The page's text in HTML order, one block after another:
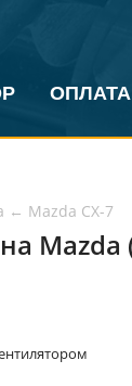
← Mazda CX-7
Mazda